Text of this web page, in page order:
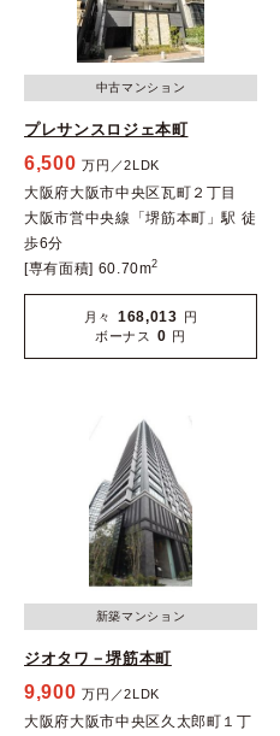
中古マンション
プレサンスロジェ本町
6,500 万円／2LDK
大阪府大阪市中央区瓦町２丁目
大阪市営中央線「堺筋本町」駅 徒
歩6分
[専有面積] 60.70m2
月々 168,013 円
ボーナス
0 円
新築マンション
ジオタワ－堺筋本町
9,900 万円／2LDK
大阪府大阪市中央区久太郎町１丁